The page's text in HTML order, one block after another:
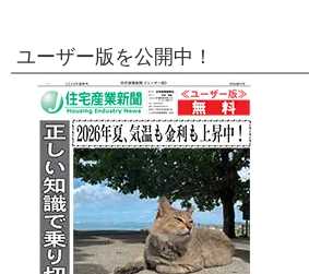
ユーザー版を公開中！